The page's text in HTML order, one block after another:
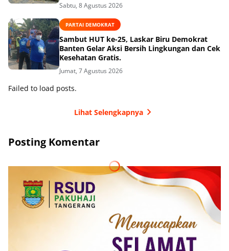
Sabtu, 8 Agustus 2026
PARTAI DEMOKRAT
Sambut HUT ke-25, Laskar Biru Demokrat
Banten Gelar Aksi Bersih Lingkungan dan Cek
Kesehatan Gratis.
Jumat, 7 Agustus 2026
Failed to load posts.
Lihat Selengkapnya
Posting Komentar